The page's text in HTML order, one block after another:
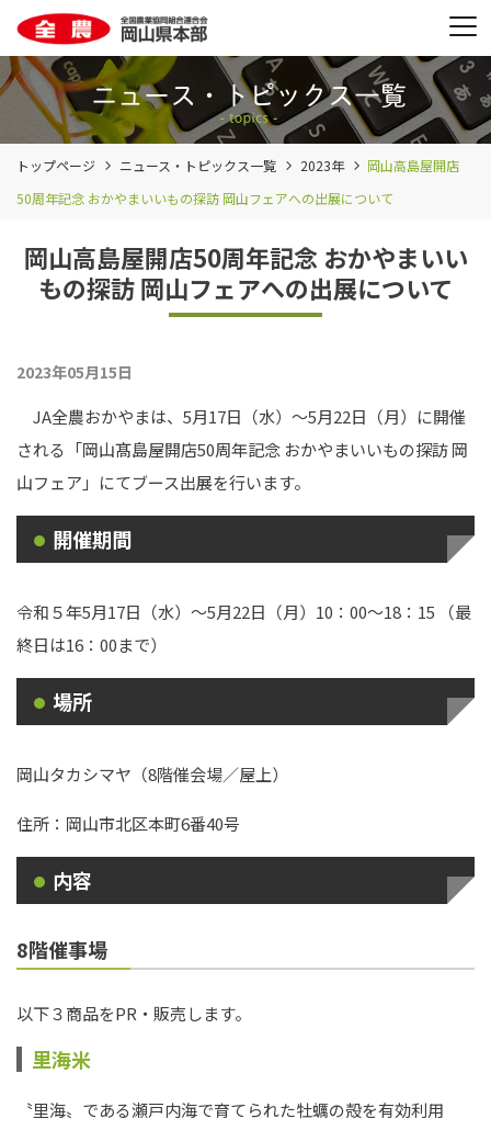
トップページ ニュース・トピックス一覧 2023年
岡山高島屋開店
50周年記念 おかやまいいもの探訪 岡山フェアへの出展について
岡山高島屋開店50周年記念 おかやまいい
もの探訪 岡山フェアへの出展について
2023年05月15日
JA全農おかやまは、5月17日（水）～5月22日（月）に開催
される「岡山髙島屋開店50周年記念 おかやまいいもの探訪 岡
山フェア」にてブース出展を行います。
開催期間
令和５年5月17日（水）～5月22日（月）10：00～18：15 （最
終日は16：00まで）
場所
岡山タカシマヤ（8階催会場／屋上）
住所：岡山市北区本町6番40号
内容
8階催事場
以下３商品をPR・販売します。
里海米
〝里海〟である瀬戸内海で育てられた牡蠣の殻を有効利用